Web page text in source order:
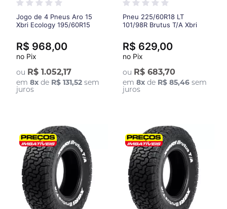
Jogo de 4 Pneus Aro 15
Xbri Ecology 195/60R15
ou R$ 1.052,17
em8x de R$ 131,52 sem
juros
R$ 968,00
no Pix
Pneu 225/60R18 LT
101/98R Brutus T/A Xbri
ou R$ 683,70
em 8xde R$ 85,46sem
juros
R$ 629,00
no Pix